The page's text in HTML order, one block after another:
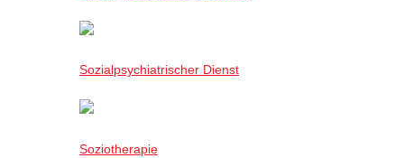
Sozialpsychiatrischer Dienst
Soziotherapie